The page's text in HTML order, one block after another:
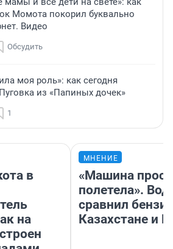
Момота покорил буквально
Видео
Обсудить
моя роль»: как сегодня
из «Папиных дочек»
1
в
на
МНЕНИЕ
«Машина
полетела».
сравнил
Казахстане и